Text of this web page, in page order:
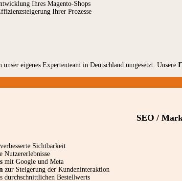
Ihres Magento-Shops
Ihrer Prozesse
eigenes Expertenteam in Deutschland umgesetzt. Unsere
SEO /
Sichtbarkeit
Nutzererlebnisse
mit Google und Meta
zur Steigerung der Kundeninteraktion
durchschnittlichen Bestellwerts